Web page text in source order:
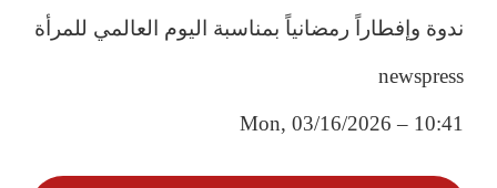
ندوة وإفطاراً رمضانياً بمناسبة اليوم العالمي للمرأة
newspress
Mon, 03/16/2026 – 10:41